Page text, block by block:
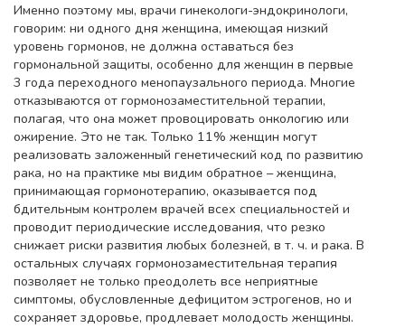
Именно поэтому мы, врачи гинекологи-эндокринологи,
говорим: ни одного дня женщина, имеющая низкий
уровень гормонов, не должна оставаться без
гормональной защиты, особенно для женщин в первые
3 года переходного менопаузального периода. Многие
отказываются от гормонозаместительной терапии,
полагая, что она может провоцировать онкологию или
ожирение. Это не так. Только 11% женщин могут
реализовать заложенный генетический код по развитию
рака, но на практике мы видим обратное – женщина,
принимающая гормонотерапию, оказывается под
бдительным контролем врачей всех специальностей и
проводит периодические исследования, что резко
снижает риски развития любых болезней, в т. ч. и рака. В
остальных случаях гормонозаместительная терапия
позволяет не только преодолеть все неприятные
симптомы, обусловленные дефицитом эстрогенов, но и
сохраняет здоровье, продлевает молодость женщины.